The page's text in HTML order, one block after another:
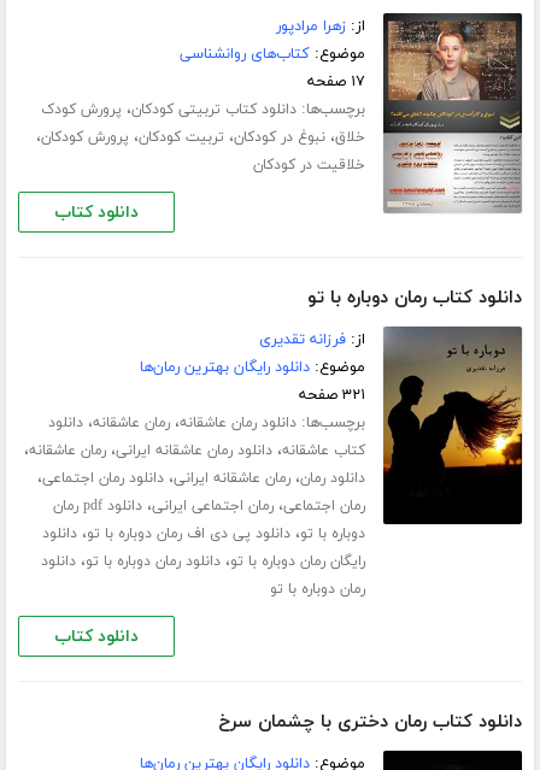
از:زهرا مرادپور
موضوع:کتاب‌های روانشناسی
۱۷ صفحه
برچسب‌ها:دانلود کتاب تربیتی کودکان، پرورش کودک
خلاق،نبوغ در کودکان، تربیت کودکان، پرورش کودکان،
خلاقیت در کودکان
دانلود کتاب
دانلود کتاب رمان دوباره با تو
از:فرزانه تقدیری
موضوع:دانلود رایگان بهترین رمان‌ها
۳۲۱ صفحه
برچسب‌ها:دانلود رمان عاشقانه،رمان عاشقانه،دانلود
کتاب عاشقانه،دانلود رمان عاشقانه ایرانی،رمان عاشقانه،
دانلود رمان،رمان عاشقانه ایرانی،دانلود رمان اجتماعی،
رمان اجتماعی،رمان اجتماعی ایرانی،
دانلود pdf رمان
دوباره با تو،دانلود پی دی اف رمان دوباره با تو،دانلود
رایگان رمان دوباره با تو،دانلود رمان دوباره با تو،دانلود
رمان دوباره با تو
دانلود کتاب
دانلود کتاب رمان دختری با چشمان سرخ
موضوع:دانلود رایگان بهترین رمان‌ها